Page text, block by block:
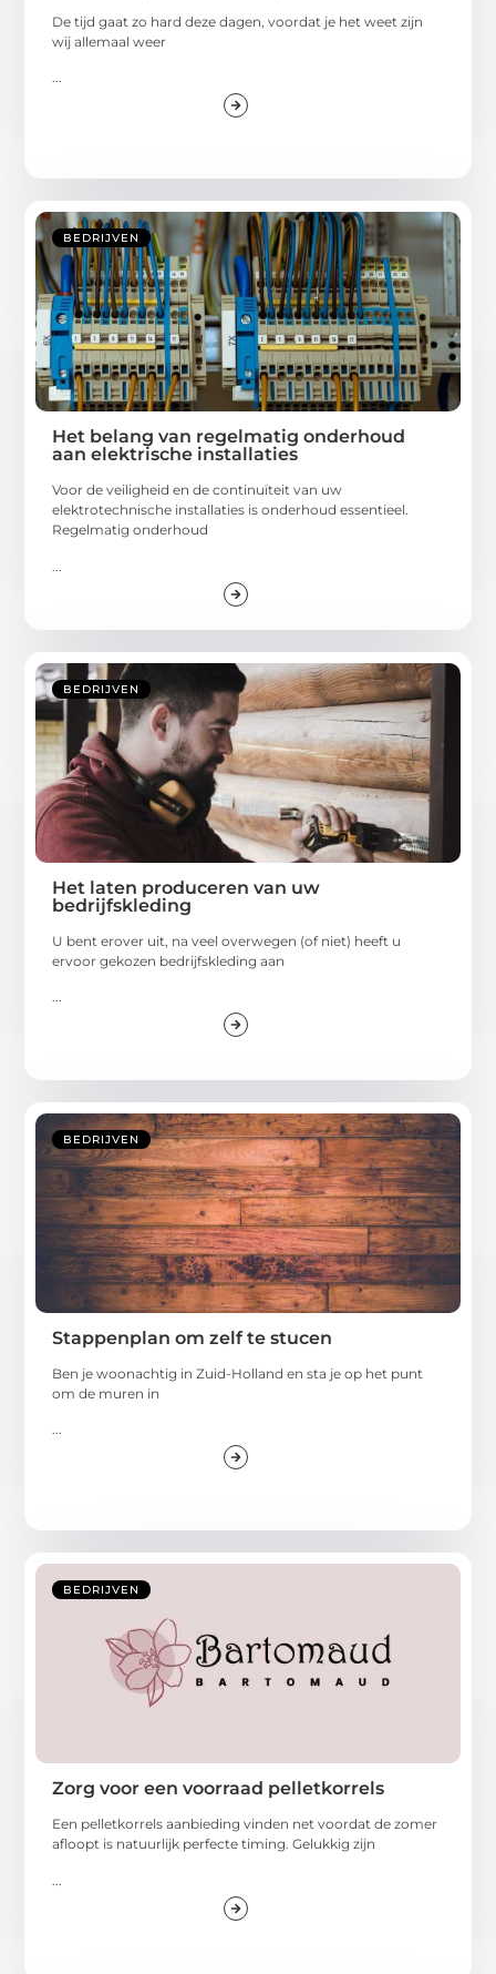
De tijd gaat zo hard deze dagen, voordat je het weet zijn
wij allemaal weer
...
BEDRIJVEN
Het belang van regelmatig onderhoud
aan elektrische installaties
Voor de veiligheid en de continuïteit van uw
elektrotechnische installaties is onderhoud essentieel.
Regelmatig onderhoud
BEDRIJVEN
Het laten produceren van uw
bedrijfskleding
U bent erover uit, na veel overwegen (of niet) heeft u
ervoor gekozen bedrijfskleding aan
BEDRIJVEN
Stappenplan om zelf te stucen
Ben je woonachtig in Zuid-Holland en sta je op het punt
om de muren in
...
BEDRIJVEN
Zorg voor een voorraad pelletkorrels
Een pelletkorrels aanbieding vinden net voordat de zomer
afloopt is natuurlijk perfecte timing. Gelukkig zijn